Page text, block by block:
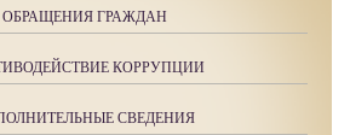
ОБРАЩЕНИЯ ГРАЖДАН
КОРРУПЦИИ
СВЕДЕНИЯ